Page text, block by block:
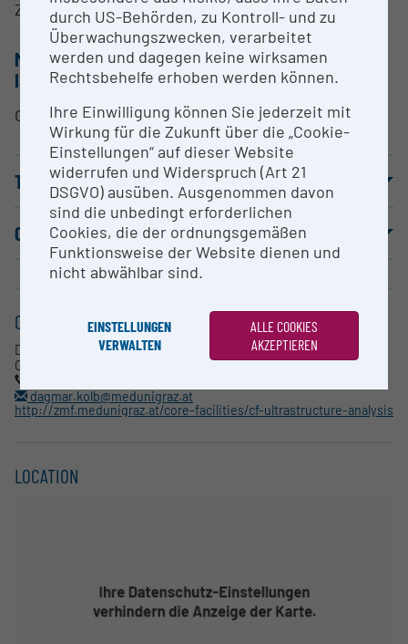
Zugang über Core Facility Services.
METHODS & EXPERTISE FOR RESEARCH
INFRASTRUCTURE
Gefrierfixierung von Probenmaterial.
TERMS OF USE
COOPERATION PARTNERS
CONTACT
Dr. Dagmar Kolb-Lenz
OE für Forschungsinfrastruktur
dagmar.kolb@medunigraz.at
http://zmf.medunigraz.at/core-facilities/cf-ultrastructure-analysis
LOCATION
durch US-Behörden, zu Kontroll- und zu
Überwachungszwecken, verarbeitet
werden und dagegen keine wirksamen
Rechtsbehelfe erhoben werden können.
Ihre Einwilligung können Sie jederzeit mit
Wirkung für die Zukunft über die „Cookie-
Einstellungen“ auf dieser Website
widerrufen und Widerspruch (Art 21
DSGVO) ausüben. Ausgenommen davon
sind die unbedingt erforderlichen
Cookies, die der ordnungsgemäßen
Funktionsweise der Website dienen und
nicht abwählbar sind.
EINSTELLUNGEN
VERWALTEN
ALLE COOKIES
AKZEPTIEREN